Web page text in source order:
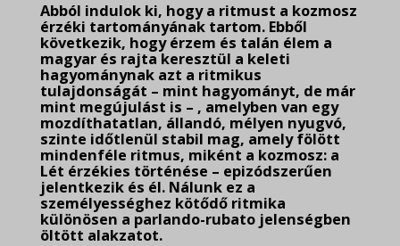
Abból indulok ki, hogy a ritmust a kozmosz
érzéki tartományának tartom. Ebből
következik, hogy érzem és talán élem a
magyar és rajta keresztül a keleti
hagyománynak azt a ritmikus
tulajdonságát – mint hagyományt, de már
mint megújulást is – , amelyben van egy
mozdíthatatlan, állandó, mélyen nyugvó,
szinte időtlenül stabil mag, amely fölött
mindenféle ritmus, miként a kozmosz: a
Lét érzékies történése – epizódszerűen
jelentkezik és él. Nálunk ez a
személyességhez kötődő ritmika
különösen a parlando-rubato jelenségben
öltött alakzatot.